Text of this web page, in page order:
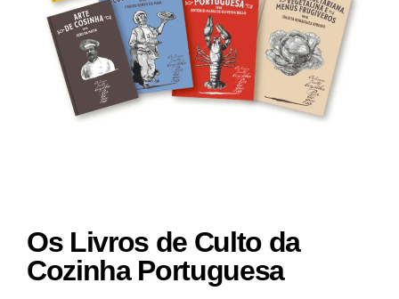
Os Livros de Culto da
Cozinha Portuguesa